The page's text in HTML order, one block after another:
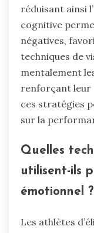
réduisant ainsi
cognitive
négatives,
techniques de
mentalement
renforçant leur
ces stratégies
sur la
Quelles
utilisent-ils
émotionnel ?
Les athlètes